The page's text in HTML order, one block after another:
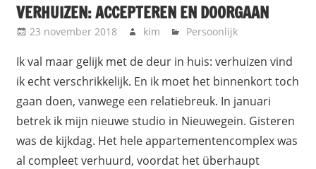
VERHUIZEN: ACCEPTEREN EN DOORGAAN
23 november 2018 kim Persoonlijk
Ik val maar gelijk met de deur in huis: verhuizen vind
ik echt verschrikkelijk. En ik moet het binnenkort toch
gaan doen, vanwege een relatiebreuk. In januari
betrek ik mijn nieuwe studio in Nieuwegein. Gisteren
was de kijkdag. Het hele appartementencomplex was
al compleet verhuurd, voordat het überhaupt